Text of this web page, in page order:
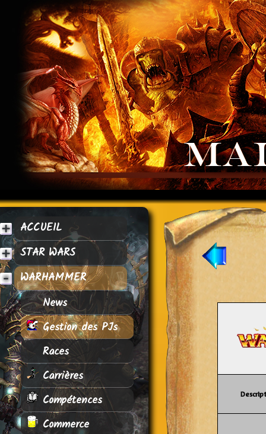
ACCUEIL
STAR WARS
WARHAMMER
News
Gestion des PJs
Races
Carrières
Compétences
Commerce